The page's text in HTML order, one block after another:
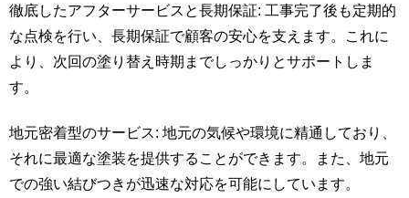
徹底したアフターサービスと長期保証: 工事完了後も定期的
な点検を行い、長期保証で顧客の安心を支えます。これに
より、次回の塗り替え時期までしっかりとサポートしま
す。
地元密着型のサービス: 地元の気候や環境に精通しており、
それに最適な塗装を提供することができます。また、地元
での強い結びつきが迅速な対応を可能にしています。